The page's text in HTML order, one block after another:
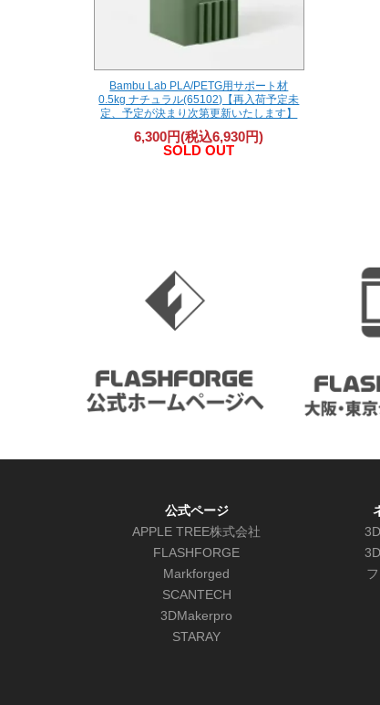
Bambu Lab PLA/PETG用サポート材
0.5kg ナチュラル(65102)【再入荷予定未
定、予定が決まり次第更新いたします】
6,300円(税込6,930円)
SOLD OUT
公式ページ
APPLE TREE株式会社
FLASHFORGE
Markforged
SCANTECH
3DMakerpro
STARAY